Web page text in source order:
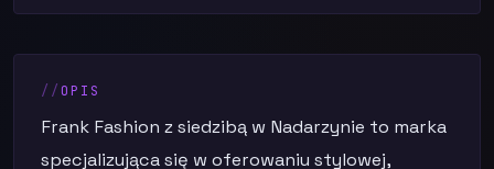
OPIS
Frank Fashion z siedzibą w Nadarzynie to marka
specjalizująca się w oferowaniu stylowej,